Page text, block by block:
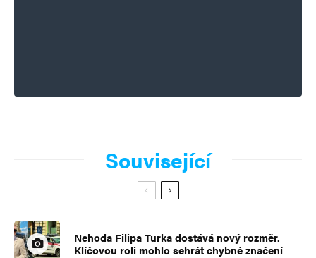
Související
Nehoda Filipa Turka dostává nový rozměr.
Klíčovou roli mohlo sehrát chybné značení